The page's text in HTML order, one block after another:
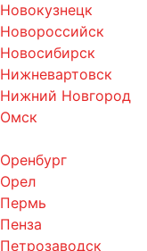
Новокузнецк
Новороссийск
Новосибирск
Нижневартовск
Нижний Новгород
Омск
Оренбург
Орел
Пермь
Пенза
Петрозаводск